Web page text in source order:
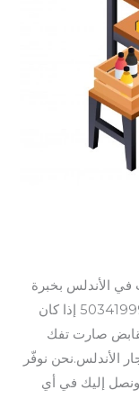
في الأندلس بخبرة
اتصل أو واتساب: 50341888 – 50341999 إذا كان
صارت تفك
الأندلس.نحن نوفّر
إليك في أي